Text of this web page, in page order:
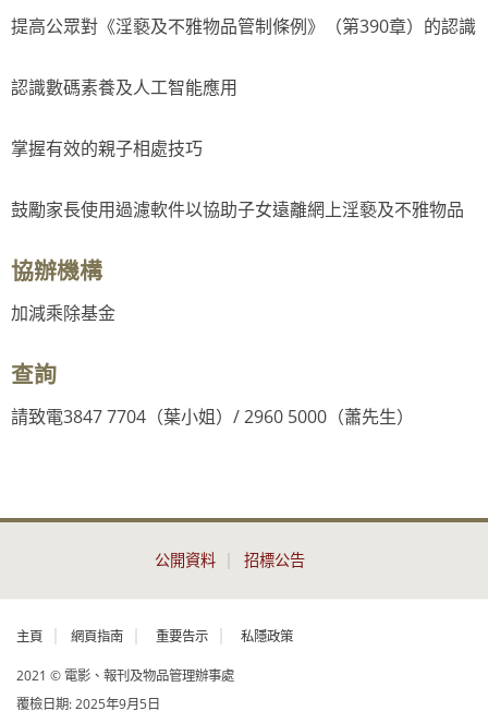
提高公眾對《淫褻及不雅物品管制條例》（第390章）的認識
認識數碼素養及人工智能應用
掌握有效的親子相處技巧
鼓勵家長使用過濾軟件以協助子女遠離網上淫褻及不雅物品
協辦機構
加減乘除基金
查詢
請致電3847 7704（葉小姐）/ 2960 5000（蕭先生）
公開資料 招標公告
主頁 網頁指南 重要告示 私隱政策
2021 © 電影、報刊及物品管理辦事處
覆檢日期:2025年9月5日